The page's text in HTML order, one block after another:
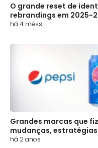
O grande reset de
rebrandings em 2025-
negócios
há 4 mêss
Grandes marcas que
mudanças,
há 2 anos